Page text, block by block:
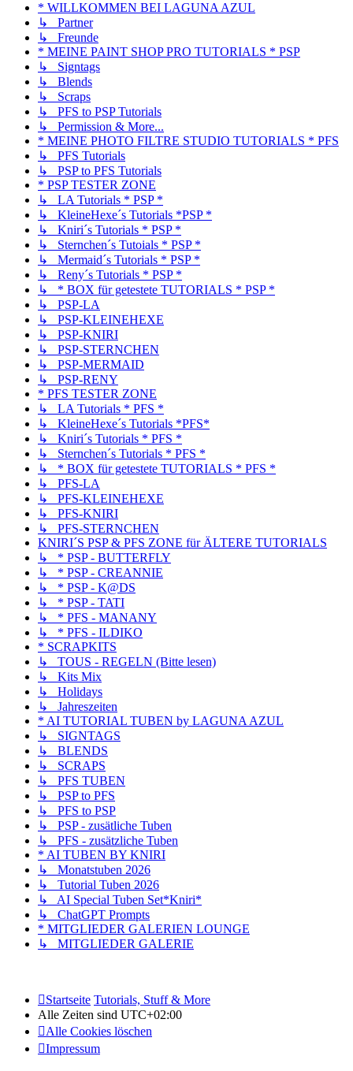
* WILLKOMMEN BEI LAGUNA AZUL
↳ Partner
↳ Freunde
* MEINE PAINT SHOP PRO TUTORIALS * PSP
↳ Signtags
↳ Blends
↳ Scraps
↳ PFS to PSP Tutorials
↳ Permission & More...
* MEINE PHOTO FILTRE STUDIO TUTORIALS * PFS
↳ PFS Tutorials
↳ PSP to PFS Tutorials
* PSP TESTER ZONE
↳ LA Tutorials * PSP *
↳ KleineHexe´s Tutorials *PSP *
↳ Kniri´s Tutorials * PSP *
↳ Sternchen´s Tutoials * PSP *
↳ Mermaid´s Tutorials * PSP *
↳ Reny´s Tutorials * PSP *
↳ * BOX für getestete TUTORIALS * PSP *
↳ PSP-LA
↳ PSP-KLEINEHEXE
↳ PSP-KNIRI
↳ PSP-STERNCHEN
↳ PSP-MERMAID
↳ PSP-RENY
* PFS TESTER ZONE
↳ LA Tutorials * PFS *
↳ KleineHexe´s Tutorials *PFS*
↳ Kniri´s Tutorials * PFS *
↳ Sternchen´s Tutorials * PFS *
↳ * BOX für getestete TUTORIALS * PFS *
↳ PFS-LA
↳ PFS-KLEINEHEXE
↳ PFS-KNIRI
↳ PFS-STERNCHEN
KNIRI´S PSP & PFS ZONE für ÄLTERE TUTORIALS
↳ * PSP - BUTTERFLY
↳ * PSP - CREANNIE
↳ * PSP - K@DS
↳ * PSP - TATI
↳ * PFS - MANANY
↳ * PFS - ILDIKO
* SCRAPKITS
↳ TOUS - REGELN (Bitte lesen)
↳ Kits Mix
↳ Holidays
↳ Jahreszeiten
* AI TUTORIAL TUBEN by LAGUNA AZUL
↳ SIGNTAGS
↳ BLENDS
↳ SCRAPS
↳ PFS TUBEN
↳ PSP to PFS
↳ PFS to PSP
↳ PSP - zusätliche Tuben
↳ PFS - zusätzliche Tuben
* AI TUBEN BY KNIRI
↳ Monatstuben 2026
↳ Tutorial Tuben 2026
↳ AI Special Tuben Set*Kniri*
↳ ChatGPT Prompts
* MITGLIEDER GALERIEN LOUNGE
↳ MITGLIEDER GALERIE
Startseite Tutorials, Stuff & More
Alle Zeiten sind UTC+02:00
Alle Cookies löschen
Impressum